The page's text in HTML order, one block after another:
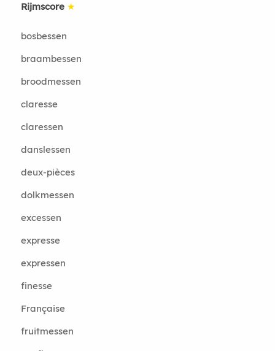
Rijmscore ★
bosbessen
braambessen
broodmessen
claresse
claressen
danslessen
deux-pièces
dolkmessen
excessen
expresse
expressen
finesse
Française
fruitmessen